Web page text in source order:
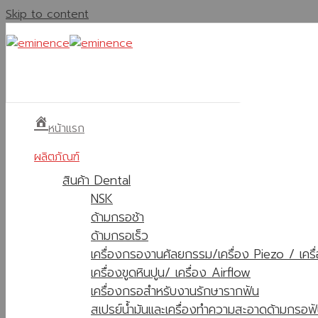
Skip to content
หน้าแรก
ผลิตภัณฑ์
สินค้า Dental
NSK
ด้ามกรอช้า
ด้ามกรอเร็ว
เครื่องกรองานศัลยกรรม/เครื่อง Piezo / เค
เครื่องขูดหินปูน/ เครื่อง Airflow
เครื่องกรอสำหรับงานรักษารากฟัน
สเปรย์น้ำมันและเครื่องทำความสะอาดด้ามกรอ